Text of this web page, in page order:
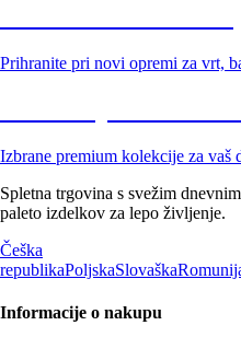
Prihranite pri novi opremi za vrt,
Izbrane premium kolekcije za vaš
Spletna trgovina s svežim
paleto izdelkov za lepo življenje.
Češka
republikaPoljskaSlovaška
Informacije o nakupu